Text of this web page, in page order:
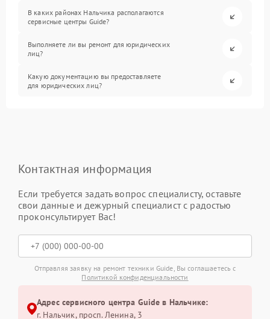
В каких районах Нальчика располагаются
сервисные центры Guide?
Выполняете ли вы ремонт для юридических
лиц?
Какую документацию вы предоставляете
для юридических лиц?
Контактная информация
Если требуется задать вопрос специалисту, оставьте
свои данные и дежурный специалист с радостью
проконсультирует Вас!
Отправляя заявку на ремонт техники Guide, Вы соглашаетесь с
Политикой конфиденциальности
Адрес сервисного центра Guide в Нальчике:
г. Нальчик, просп. Ленина, 3